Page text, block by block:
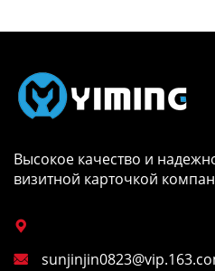
Высокое качество и
визитной карточкой

